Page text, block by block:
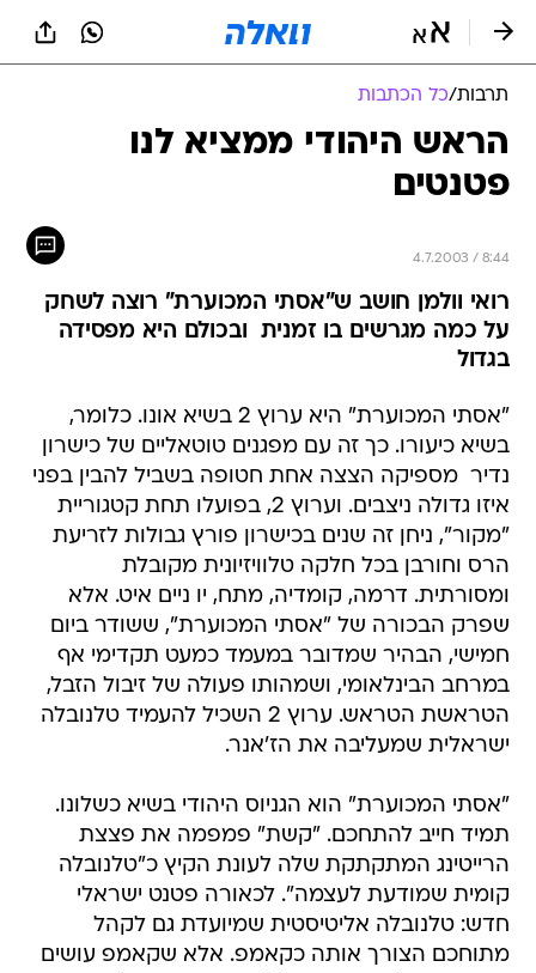
תרבות/כל הכתבות
הראש היהודי ממציא לנו
פטנטים
4.7.2003 / 8:44
רואי וולמן חושב ש"אסתי המכוערת" רוצה לשחק
על כמה מגרשים בו זמנית  ובכולם היא מפסידה
בגדול
"אסתי המכוערת" היא ערוץ 2 בשיא אונו. כלומר,
בשיא כיעורו. כך זה עם מפגנים טוטאליים של כישרון
נדיר  מספיקה הצצה אחת חטופה בשביל להבין בפני
איזו גדולה ניצבים. וערוץ 2, בפועלו תחת קטגוריית
"מקור", ניחן זה שנים בכישרון פורץ גבולות לזריעת
הרס וחורבן בכל חלקה טלוויזיונית מקובלת
ומסורתית. דרמה, קומדיה, מתח, יו ניים איט. אלא
שפרק הבכורה של "אסתי המכוערת", ששודר ביום
חמישי, הבהיר שמדובר במעמד כמעט תקדימי אף
במרחב הבינלאומי, ושמהותו פעולה של זיבול הזבל,
הטראשת הטראש. ערוץ 2 השכיל להעמיד טלנובלה
ישראלית שמעליבה את הז'אנר.
"אסתי המכוערת" הוא הגניוס היהודי בשיא כשלונו.
תמיד חייב להתחכם. "קשת" פמפמה את פצצת
הרייטינג המתקתקת שלה לעונת הקיץ כ"טלנובלה
קומית שמודעת לעצמה". לכאורה פטנט ישראלי
חדש: טלנובלה אליטיסטית שמיועדת גם לקהל
מתוחכם הצורך אותה כקאמפ. אלא שקאמפ עושים